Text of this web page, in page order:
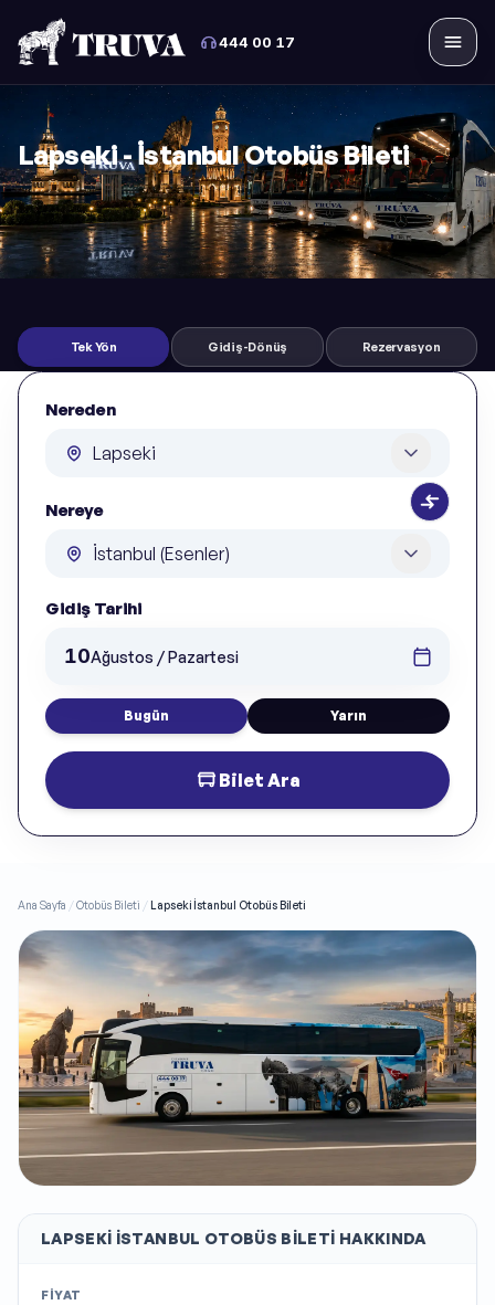
444 00 17
Lapseki - İstanbul Otobüs Bileti
Tek Yön Gidiş-Dönüş Rezervasyon
Nereden
Nereye
Gidiş Tarihi
10Ağustos / Pazartesi
Bugün Yarın
Bilet Ara
Ana Sayfa /Otobüs Bileti /Lapseki İstanbul Otobüs Bileti
LAPSEKI İSTANBUL OTOBÜS BILETI HAKKINDA
FIYAT